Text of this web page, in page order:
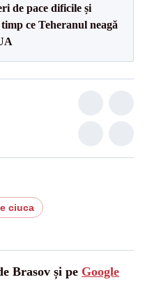
de pace dificile și
ce Teheranul neagă
ciuca
Brasov și pe Google